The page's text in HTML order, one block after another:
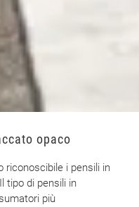
opaco
riconoscibile i pensili in
tipo di pensili in
più